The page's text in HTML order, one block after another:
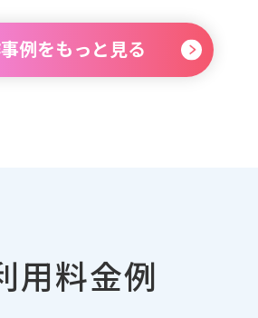
例をもっと見る
用料金例